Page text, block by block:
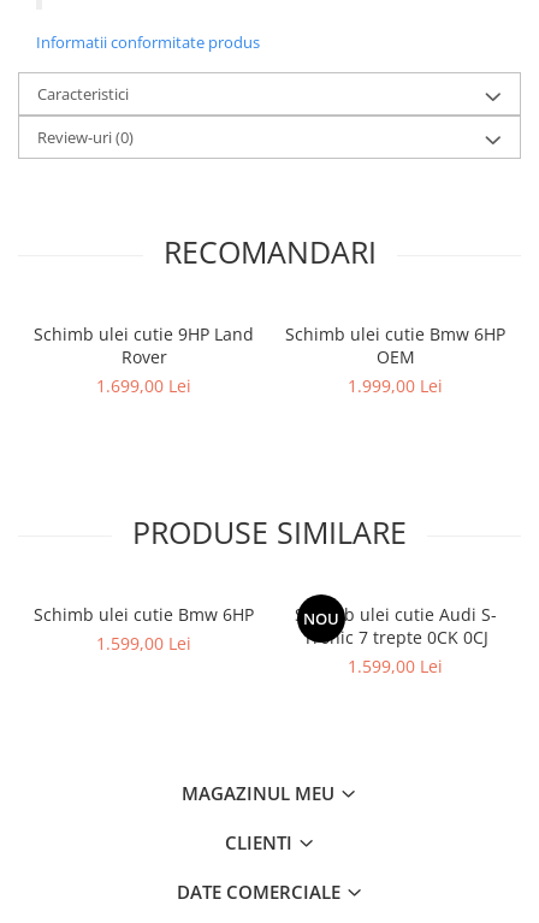
Informatii conformitate produs
Caracteristici
Review-uri(0)
RECOMANDARI
Schimb ulei cutie 9HP Land
Rover
1.699,00 Lei
Schimb ulei cutie Bmw 6HP
OEM
1.999,00 Lei
PRODUSE SIMILARE
Schimb ulei cutie Bmw 6HP
1.599,00 Lei
NOU
Schimb ulei cutie Audi S-
Tronic 7 trepte 0CK 0CJ
1.599,00 Lei
MAGAZINUL MEU
CLIENTI
DATE COMERCIALE